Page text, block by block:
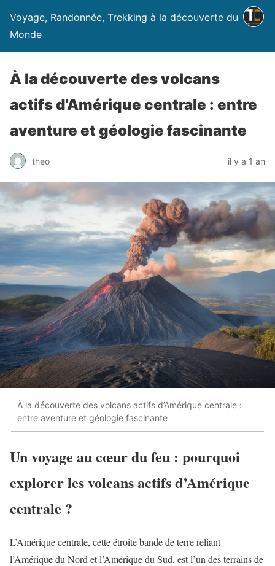
Voyage, Randonnée, Trekking à la découverte du
Monde
À la découverte des volcans
actifs d’Amérique centrale : entre
aventure et géologie fascinante
theo il y a 1 an
À la découverte des volcans actifs d’Amérique centrale :
entre aventure et géologie fascinante
Un voyage au cœur du feu : pourquoi
explorer les volcans actifs d’Amérique
centrale ?
L’Amérique centrale, cette étroite bande de terre reliant
l’Amérique du Nord et l’Amérique du Sud, est l’un des terrains de